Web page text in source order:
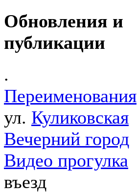
Обновления и
публикации
.
Переименования
ул. Куликовская
Вечерний город
Видео прогулка
въезд